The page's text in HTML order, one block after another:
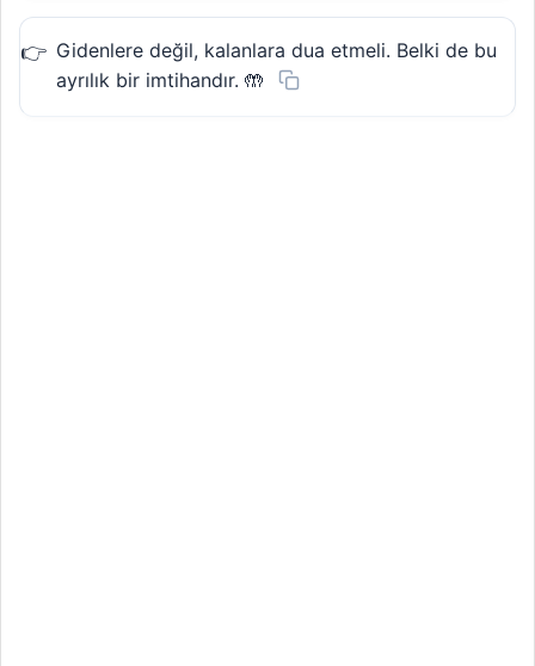
Gidenlere değil, kalanlara dua etmeli. Belki de bu
ayrılık bir imtihandır. 🤲